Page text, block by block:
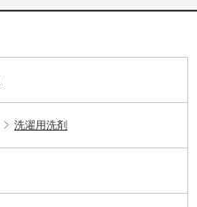
洗濯用洗剤